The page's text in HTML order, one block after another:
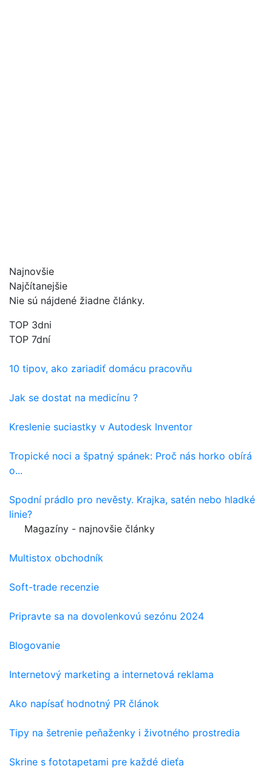
Najnovšie
Najčítanejšie
Nie sú nájdené žiadne články.
TOP 3dni
TOP 7dní
10 tipov, ako zariadiť domácu pracovňu
Jak se dostat na medicínu ?
Kreslenie suciastky v Autodesk Inventor
Tropické noci a špatný spánek: Proč nás horko obírá
o...
Spodní prádlo pro nevěsty. Krajka, satén nebo hladké
linie?
Magazíny - najnovšie články
Multistox obchodník
Soft-trade recenzie
Pripravte sa na dovolenkovú sezónu 2024
Blogovanie
Internetový marketing a internetová reklama
Ako napísať hodnotný PR článok
Tipy na šetrenie peňaženky i životného prostredia
Skrine s fototapetami pre každé dieťa